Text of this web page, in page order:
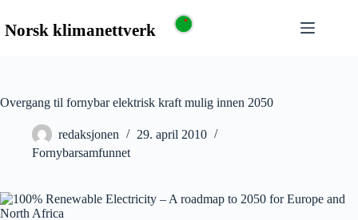
Overgang til fornybar elektrisk kraft mulig innen 2050
redaksjonen
29. april 2010
Fornybarsamfunnet